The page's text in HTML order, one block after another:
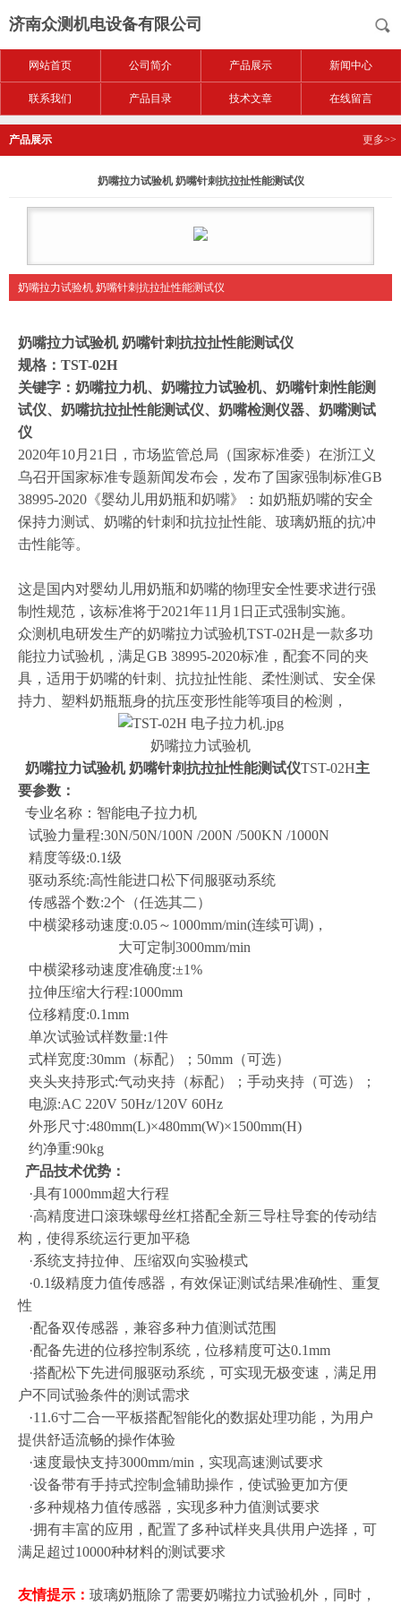
济南众测机电设备有限公司
网站首页 公司简介 产品展示 新闻中心
联系我们 产品目录 技术文章 在线留言
产品展示 更多>>
奶嘴拉力试验机 奶嘴针刺抗拉扯性能测试仪
奶嘴拉力试验机 奶嘴针刺抗拉扯性能测试仪
奶嘴拉力试验机 奶嘴针刺抗拉扯性能测试仪
规格：TST-02H
关键字：奶嘴拉力机、奶嘴拉力试验机、奶嘴针刺性能测
试仪、奶嘴抗拉扯性能测试仪、奶嘴检测仪器、奶嘴测试
仪
2020年10月21日，市场监管总局（国家标准委）在浙江义
乌召开国家标准专题新闻发布会，发布了国家强制标准GB
38995-2020《婴幼儿用奶瓶和奶嘴》：如奶瓶奶嘴的安全
保持力测试、奶嘴的针刺和抗拉扯性能、玻璃奶瓶的抗冲
击性能等。
这是国内对婴幼儿用奶瓶和奶嘴的物理安全性要求进行强
制性规范，该标准将于2021年11月1日正式强制实施。
众测机电研发生产的奶嘴拉力试验机TST-02H是一款多功
能拉力试验机，满足GB 38995-2020标准，配套不同的夹
具，适用于奶嘴的针刺、抗拉扯性能、柔性测试、安全保
持力、塑料奶瓶瓶身的抗压变形性能等项目的检测，
奶嘴拉力试验机
奶嘴拉力试验机 奶嘴针刺抗拉扯性能测试仪TST-02H主
要参数：
专业名称：智能电子拉力机
试验力量程:30N/50N/100N /200N /500KN /1000N
精度等级:0.1级
驱动系统:高性能进口松下伺服驱动系统
传感器个数:2个（任选其二）
中横梁移动速度:0.05～1000mm/min(连续可调)，
大可定制3000mm/min
中横梁移动速度准确度:±1%
拉伸压缩大行程:1000mm
位移精度:0.1mm
单次试验试样数量:1件
式样宽度:30mm（标配）；50mm（可选）
夹头夹持形式:气动夹持（标配）；手动夹持（可选）；
电源:AC 220V 50Hz/120V 60Hz
外形尺寸:480mm(L)×480mm(W)×1500mm(H)
约净重:90kg
产品技术优势：
·具有1000mm超大行程
·高精度进口滚珠螺母丝杠搭配全新三导柱导套的传动结
构，使得系统运行更加平稳
·系统支持拉伸、压缩双向实验模式
·0.1级精度力值传感器，有效保证测试结果准确性、重复
性
·配备双传感器，兼容多种力值测试范围
·配备先进的位移控制系统，位移精度可达0.1mm
·搭配松下先进伺服驱动系统，可实现无极变速，满足用
户不同试验条件的测试需求
·11.6寸二合一平板搭配智能化的数据处理功能，为用户
提供舒适流畅的操作体验
·速度最快支持3000mm/min，实现高速测试要求
·设备带有手持式控制盒辅助操作，使试验更加方便
·多种规格力值传感器，实现多种力值测试要求
·拥有丰富的应用，配置了多种试样夹具供用户选择，可
满足超过10000种材料的测试要求
友情提示： 玻璃奶瓶除了需要奶嘴拉力试验机外，同时，